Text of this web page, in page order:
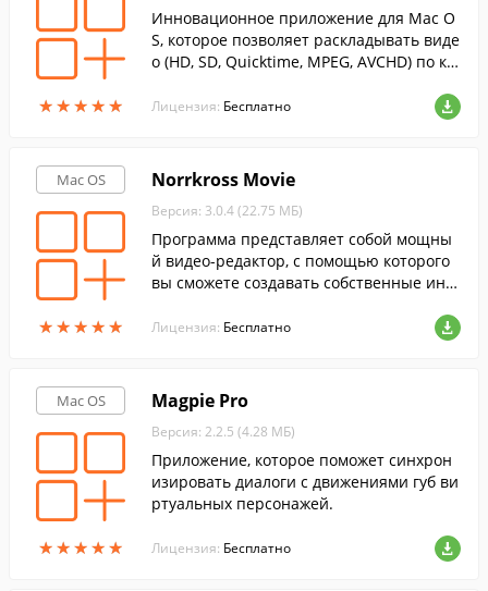
★★★★★
★★★★★
Инновационное приложение для Mac O
S, которое позволяет раскладывать виде
о (HD, SD, Quicktime, MPEG, AVCHD) по ка
и устранять чересстрочность.
Лицензия: Бесплатно
Mac OS
★★★★★
★★★★★
Norrkross Movie
Версия: 3.0.4 (22.75 МБ)
Программа представляет собой мощны
й видео-редактор, с помощью которого
вы сможете создавать собственные инт
Лицензия: Бесплатно
Mac OS
★★★★★
★★★★★
Magpie Pro
Версия: 2.2.5 (4.28 МБ)
Приложение, которое поможет синхрон
изировать диалоги с движениями губ ви
ртуальных персонажей.
Лицензия: Бесплатно